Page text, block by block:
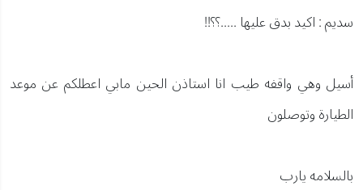
سديم : اكيد بدق عليها .....؟؟!!
أسيل وهي واقفه طيب انا استاذن الحين مابي اعطلكم عن موعد
الطيارة وتوصلون
بالسلامه يارب